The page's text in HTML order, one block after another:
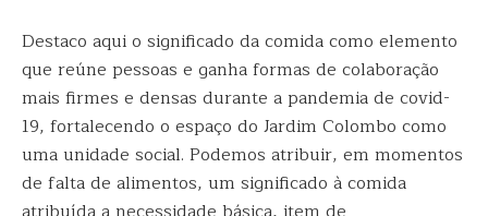
Destaco aqui o significado da comida como elemento
que reúne pessoas e ganha formas de colaboração
mais firmes e densas durante a pandemia de covid-
19, fortalecendo o espaço do Jardim Colombo como
uma unidade social. Podemos atribuir, em momentos
de falta de alimentos, um significado à comida